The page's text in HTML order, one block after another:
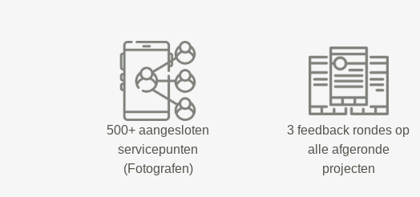
500+ aangesloten
servicepunten
(Fotografen)
3 feedback rondes op
alle afgeronde
projecten